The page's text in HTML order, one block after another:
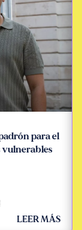
para el
vulnerables
LEER MÁS